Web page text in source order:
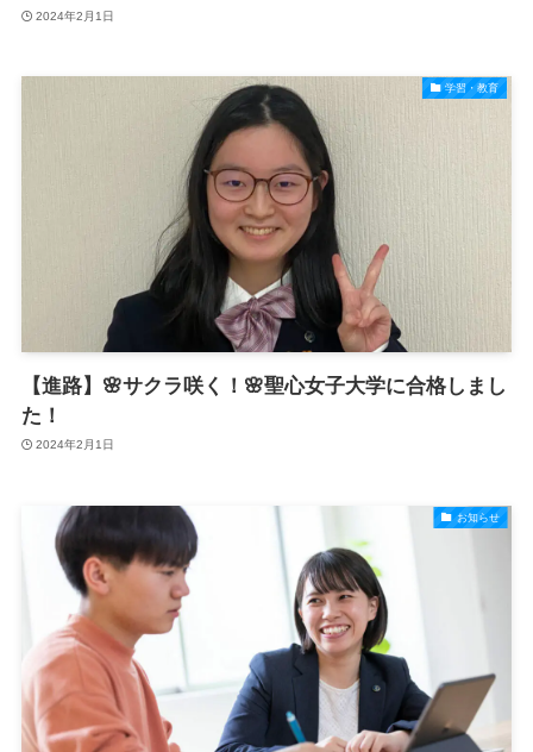
2024年2月1日
学習・教育
【進路】🌸サクラ咲く！🌸聖心女子大学に合格しまし
た！
2024年2月1日
お知らせ